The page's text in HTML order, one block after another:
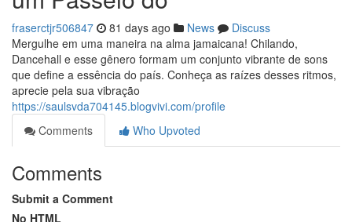
fraserctjr506847 81 days ago News
Discuss
Mergulhe em uma maneira na alma jamaicana! Chilando,
Dancehall e esse gênero formam um conjunto vibrante de sons
que define a essência do país. Conheça as raízes desses ritmos,
aprecie pela sua vibração
https://saulsvda704145.blogvivi.com/profile
Comments
Who Upvoted
Comments
Submit a Comment
No HTML